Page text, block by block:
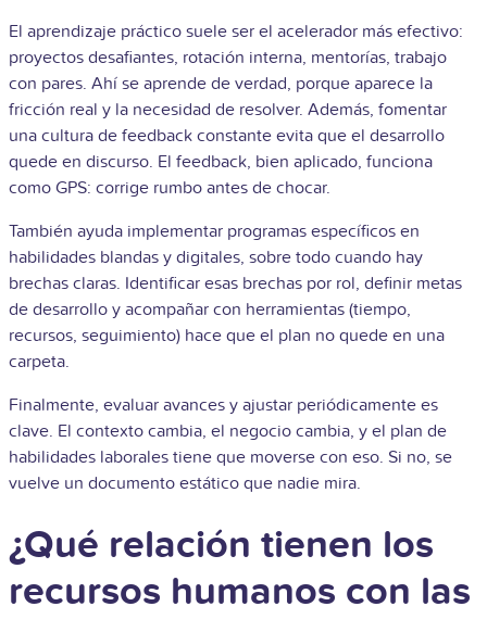
El aprendizaje práctico suele ser el acelerador más efectivo:
proyectos desafiantes, rotación interna, mentorías, trabajo
con pares. Ahí se aprende de verdad, porque aparece la
fricción real y la necesidad de resolver. Además, fomentar
una cultura de feedback constante evita que el desarrollo
quede en discurso. El feedback, bien aplicado, funciona
como GPS: corrige rumbo antes de chocar.
También ayuda implementar programas específicos en
habilidades blandas y digitales, sobre todo cuando hay
brechas claras. Identificar esas brechas por rol, definir metas
de desarrollo y acompañar con herramientas (tiempo,
recursos, seguimiento) hace que el plan no quede en una
carpeta.
Finalmente, evaluar avances y ajustar periódicamente es
clave. El contexto cambia, el negocio cambia, y el plan de
habilidades laborales tiene que moverse con eso. Si no, se
vuelve un documento estático que nadie mira.
¿Qué relación tienen los
recursos humanos con las